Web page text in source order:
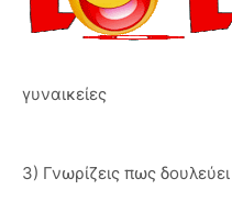
γυναικείες
3) Γνωρίζεις πως